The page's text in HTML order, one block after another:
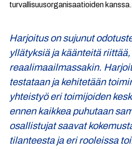
turvallisuusorganisaatioiden kanssa.
Harjoitus on sujunut
yllätyksiä ja käänteitä
reaalimaailmassakin.
testataan ja kehitetään
yhteistyö eri toimijoiden
ennen kaikkea puhutaan
osallistujat saavat
tilanteesta ja eri rooleissa